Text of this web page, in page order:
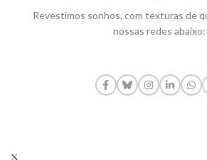
Revestimos sonhos, com texturas de
nossas redes abaixo: